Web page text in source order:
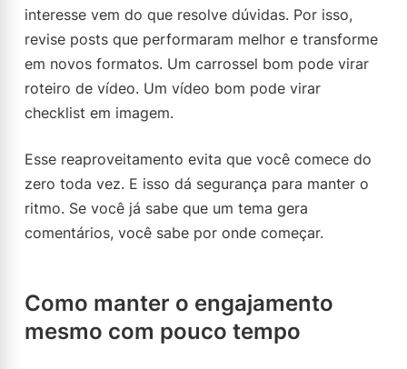
interesse vem do que resolve dúvidas. Por isso,
revise posts que performaram melhor e transforme
em novos formatos. Um carrossel bom pode virar
roteiro de vídeo. Um vídeo bom pode virar
checklist em imagem.
Esse reaproveitamento evita que você comece do
zero toda vez. E isso dá segurança para manter o
ritmo. Se você já sabe que um tema gera
comentários, você sabe por onde começar.
Como manter o engajamento
mesmo com pouco tempo